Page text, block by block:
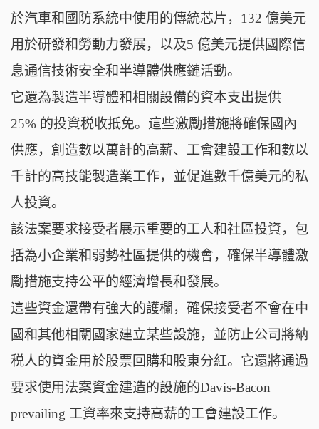
於汽車和國防系統中使用的傳統芯片，132 億美元
用於研發和勞動力發展，以及5 億美元提供國際信
息通信技術安全和半導體供應鏈活動。
它還為製造半導體和相關設備的資本支出提供
25% 的投資税收抵免。這些激勵措施將確保國內
供應，創造數以萬計的高薪、工會建設工作和數以
千計的高技能製造業工作，並促進數千億美元的私
人投資。
該法案要求接受者展示重要的工人和社區投資，包
括為小企業和弱勢社區提供的機會，確保半導體激
勵措施支持公平的經濟增長和發展。
這些資金還帶有強大的護欄，確保接受者不會在中
國和其他相關國家建立某些設施，並防止公司將納
税人的資金用於股票回購和股東分紅。它還將通過
要求使用法案資金建造的設施的Davis-Bacon
prevailing 工資率來支持高薪的工會建設工作。